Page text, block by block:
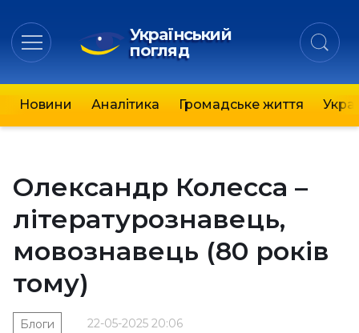
Український
погляд
Новини Аналітика Громадське життя
Олександр Колесса –
літературознавець,
мовознавець (80 років
тому)
22-05-2025 20:06
Блоги